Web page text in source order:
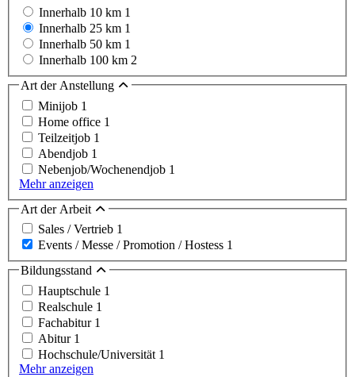
Innerhalb 10 km 1
Innerhalb 25 km 1
Innerhalb 50 km 1
Innerhalb 100 km 2
Art der Anstellung
Minijob 1
Home office 1
Teilzeitjob 1
Abendjob 1
Nebenjob/Wochenendjob 1
Mehr anzeigen
Art der Arbeit
Sales / Vertrieb 1
Events / Messe / Promotion / Hostess 1
Bildungsstand
Hauptschule 1
Realschule 1
Fachabitur 1
Abitur 1
Hochschule/Universität 1
Mehr anzeigen